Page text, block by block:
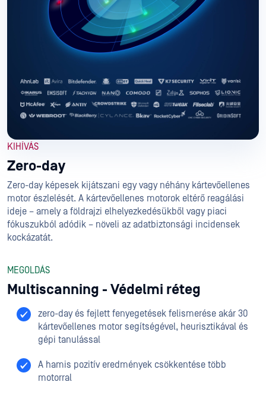
KIHÍVÁS
Zero-day
Zero-day képesek kijátszani egy vagy néhány kártevőellenes
motor észlelését. A kártevőellenes motorok eltérő reagálási
ideje – amely a földrajzi elhelyezkedésükből vagy piaci
fókuszukból adódik – növeli az adatbiztonsági incidensek
kockázatát.
MEGOLDÁS
Multiscanning - Védelmi réteg
zero-day és fejlett fenyegetések felismerése akár 30
kártevőellenes motor segítségével, heurisztikával és
gépi tanulással
A hamis pozitív eredmények csökkentése több
motorral